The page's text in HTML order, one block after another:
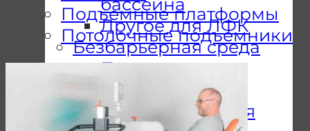
Другое для ЛФК
Безбарьерная среда
Потолочные
подъемники
Подъемники для
Подъемные платформы
Потолочные подъемники